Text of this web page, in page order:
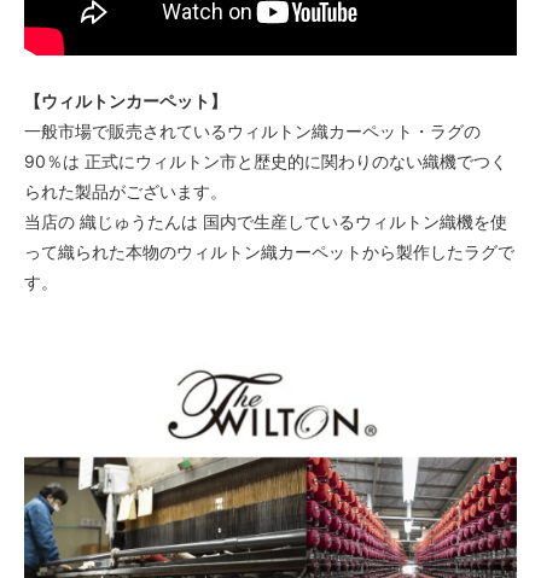
【ウィルトンカーペット】
一般市場で販売されているウィルトン織カーペット・ラグの
90％は 正式にウィルトン市と歴史的に関わりのない織機でつく
られた製品がございます。
当店の 織じゅうたんは 国内で生産しているウィルトン織機を使
って織られた本物のウィルトン織カーペットから製作したラグで
す。